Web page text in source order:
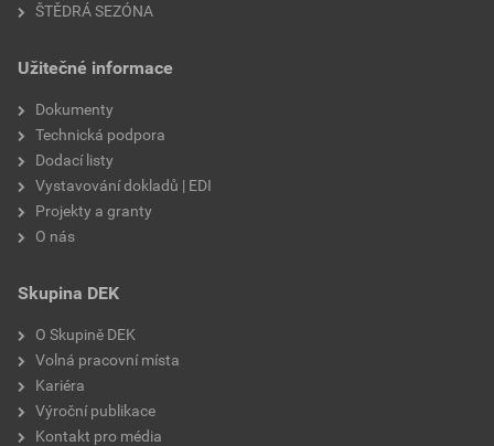
ŠTĚDRÁ SEZÓNA
Užitečné informace
Dokumenty
Technická podpora
Dodací listy
Vystavování dokladů | EDI
Projekty a granty
O nás
Skupina DEK
O Skupině DEK
Volná pracovní místa
Kariéra
Výroční publikace
Kontakt pro média